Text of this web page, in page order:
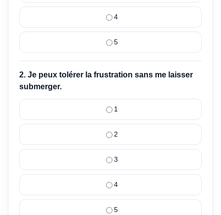
4
5
2. Je peux tolérer la frustration sans me laisser
submerger.
1
2
3
4
5